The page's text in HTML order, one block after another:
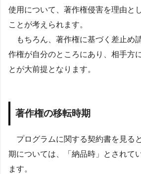
使用について、著作権侵害を理由と
ことが考えられます。
もちろん、著作権に基づく差止め
作権が自分のところにあり、相手方
とが大前提となります。
著作権の移転時期
プログラムに関する契約書を見る
期については、「納品時」とされて
ます。